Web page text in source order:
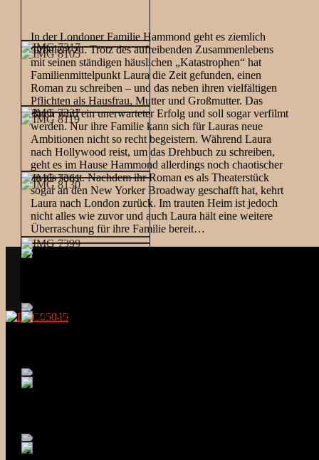
In der Londoner Familie Hammond geht es ziemlich
turbulent zu. Trotz des aufreibenden Zusammenlebens
mit seinen ständigen häuslichen „Katastrophen“ hat
Familienmittelpunkt Laura die Zeit gefunden, einen
Roman zu schreiben – und das neben ihren vielfältigen
Pflichten als Hausfrau, Mutter und Großmutter. Das
Buch wird ein unerwarteter Erfolg und soll sogar verfilmt
werden. Nur ihre Familie kann sich für Lauras neue
Ambitionen nicht so recht begeistern. Während Laura
nach Hollywood reist, um das Drehbuch zu schreiben,
geht es im Hause Hammond allerdings noch chaotischer
zu als sonst. Nachdem ihr Roman es als Theaterstück
sogar an den New Yorker Broadway geschafft hat, kehrt
Laura nach London zurück. Im trauten Heim ist jedoch
nicht alles wie zuvor und auch Laura hält eine weitere
Überraschung für ihre Familie bereit…